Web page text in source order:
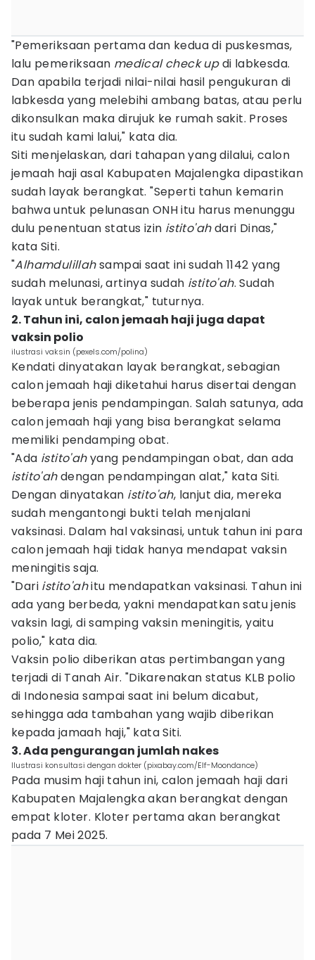
"Pemeriksaan pertama dan kedua di puskesmas,
lalu pemeriksaan medical check updi labkesda.
Dan apabila terjadi nilai-nilai hasil pengukuran di
labkesda yang melebihi ambang batas, atau perlu
dikonsulkan maka dirujuk ke rumah sakit. Proses
itu sudah kami lalui," kata dia.
Siti menjelaskan, dari tahapan yang dilalui, calon
jemaah haji asal Kabupaten Majalengka dipastikan
sudah layak berangkat. "Seperti tahun kemarin
bahwa untuk pelunasan ONH itu harus menunggu
dulu penentuan status izin istito'ahdari Dinas,"
kata Siti.
"Alhamdulillahsampai saat ini sudah 1142 yang
sudah melunasi, artinya sudah istito'ah. Sudah
layak untuk berangkat," tuturnya.
2. Tahun ini, calon jemaah haji juga dapat
vaksin polio
ilustrasi vaksin (pexels.com/polina)
Kendati dinyatakan layak berangkat, sebagian
calon jemaah haji diketahui harus disertai dengan
beberapa jenis pendampingan. Salah satunya, ada
calon jemaah haji yang bisa berangkat selama
memiliki pendamping obat.
"Ada istito'ahyang pendampingan obat, dan ada
istito'ahdengan pendampingan alat," kata Siti.
Dengan dinyatakan istito'ah, lanjut dia, mereka
sudah mengantongi bukti telah menjalani
vaksinasi. Dalam hal vaksinasi, untuk tahun ini para
calon jemaah haji tidak hanya mendapat vaksin
meningitis saja.
"Dari istito'ahitu mendapatkan vaksinasi. Tahun ini
ada yang berbeda, yakni mendapatkan satu jenis
vaksin lagi, di samping vaksin meningitis, yaitu
polio," kata dia.
Vaksin polio diberikan atas pertimbangan yang
terjadi di Tanah Air. "Dikarenakan status KLB polio
di Indonesia sampai saat ini belum dicabut,
sehingga ada tambahan yang wajib diberikan
kepada jamaah haji," kata Siti.
3. Ada pengurangan jumlah nakes
Ilustrasi konsultasi dengan dokter (pixabay.com/Elf-Moondance)
Pada musim haji tahun ini, calon jemaah haji dari
Kabupaten Majalengka akan berangkat dengan
empat kloter. Kloter pertama akan berangkat
pada 7 Mei 2025.